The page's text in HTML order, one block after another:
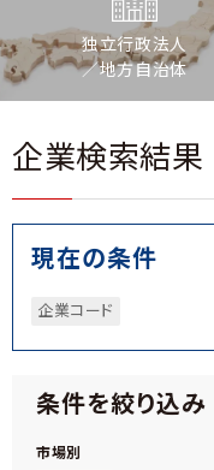
独立行政法人
／地方自治体
企業検索結果
現在の条件
企業コード
条件を絞り込み
市場別